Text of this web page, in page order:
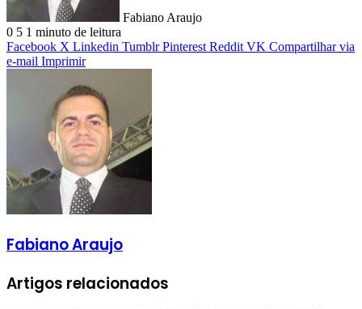
Fabiano Araujo
0 5 1 minuto de leitura
Facebook X Linkedin Tumblr Pinterest Reddit VK Compartilhar via
e-mail Imprimir
Fabiano Araujo
Artigos relacionados